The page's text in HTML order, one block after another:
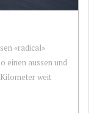
«radical»
einen aussen und
weit